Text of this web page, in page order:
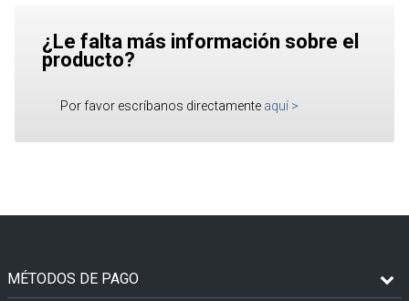
¿Le falta más información sobre el
producto?
Por favor escríbanos directamente aquí >
MÉTODOS DE PAGO